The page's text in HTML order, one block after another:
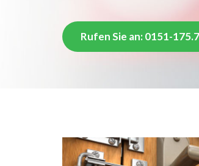
Rufen Sie an: 0151-